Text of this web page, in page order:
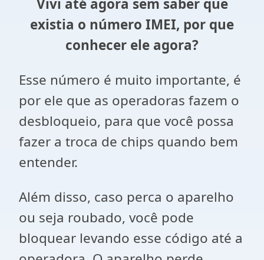
Vivi até agora sem saber que
existia o número IMEI, por que
conhecer ele agora?
Esse número é muito importante, é
por ele que as operadoras fazem o
desbloqueio, para que você possa
fazer a troca de chips quando bem
entender.
Além disso, caso perca o aparelho
ou seja roubado, você pode
bloquear levando esse código até a